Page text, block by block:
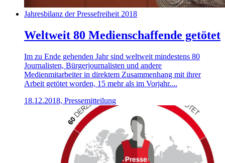
Jahresbilanz der Pressefreiheit 2018
Weltweit 80 Medienschaffende getötet
Im zu Ende gehenden Jahr sind weltweit mindestens 80
Journalisten, Bürgerjournalisten und andere
Medienmitarbeiter in direktem Zusammenhang mit ihrer
Arbeit getötet worden, 15 mehr als im Vorjahr....
18.12.2018, Pressemitteilung